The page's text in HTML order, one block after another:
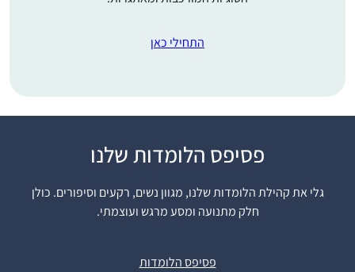
התחילי כאן
פסיפס הלומדות שלנו
גלי את קהילת הלומדות שלנו, מגוון נשים, רקעים וסיפורים. כולן
חלק מתנועה ומסע מרגש ועוצמתי.
פסיפס הלומדות
את השמחה הגדולה
שבסיום הלימוד, בעלי
סיים כבר בפעם השלישית
וכמובן הסיום הנשי
שאולי זו הזדמנות עבורי
רחלי מנדלסון